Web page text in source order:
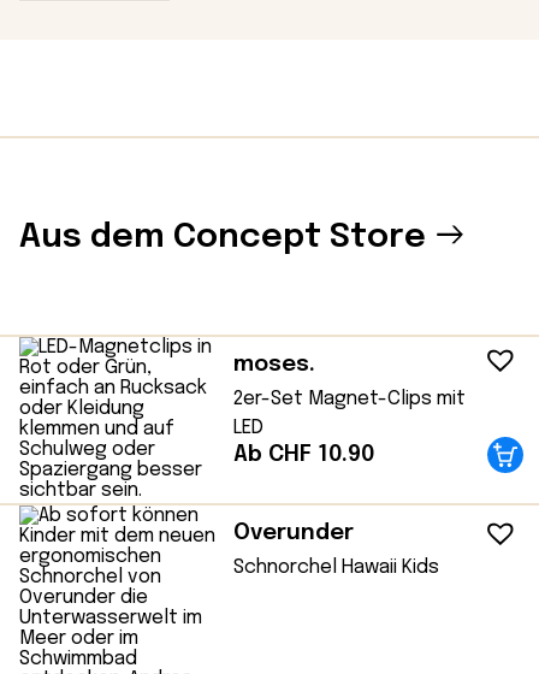
Aus dem Concept Store
moses.
2er-Set Magnet-Clips mit
LED
Ab CHF 10.90
Overunder
Schnorchel Hawaii Kids